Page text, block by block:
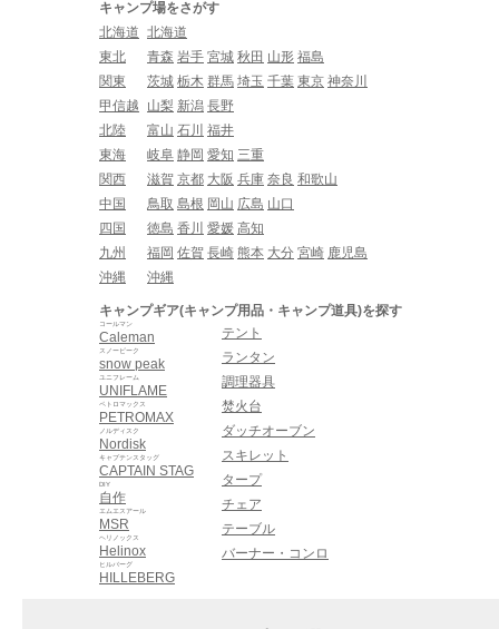
キャンプ場をさがす
北海道 北海道
東北
青森 岩手 宮城 秋田 山形 福島
関東
茨城 栃木 群馬 埼玉 千葉 東京 神奈川
甲信越
山梨 新潟 長野
北陸
富山 石川 福井
東海
岐阜 静岡 愛知 三重
関西
滋賀 京都 大阪 兵庫 奈良 和歌山
中国
鳥取 島根 岡山 広島 山口
四国
徳島 香川 愛媛 高知
九州
福岡 佐賀 長崎 熊本 大分 宮崎 鹿児島
沖縄
沖縄
キャンプギア(キャンプ用品・キャンプ道具)を探す
Caleman
コールマン
snow peak
スノーピーク
UNIFLAME
ユニフレーム
PETROMAX
ペトロマックス
Nordisk
ノルディスク
CAPTAIN STAG
キャプテンスタッグ
自作
DIY
MSR
エムエスアール
Helinox
ヘリノックス
HILLEBERG
ヒルバーグ
テント
ランタン
調理器具
焚火台
ダッチオーブン
スキレット
タープ
チェア
テーブル
バーナー・コンロ